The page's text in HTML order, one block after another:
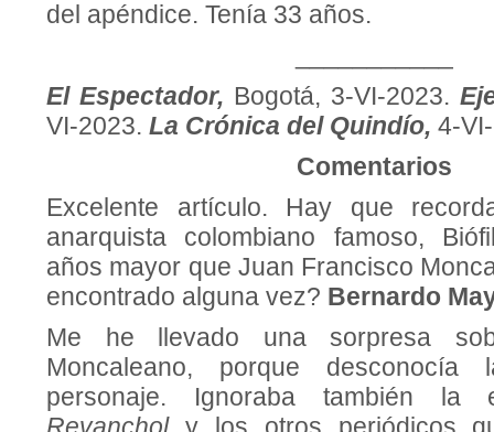
del apéndice. Tenía 33 años.
El Espectador, Bogotá, 3-VI-2023.
VI-2023. La Crónica del Quindío, 4-
Comentarios
Excelente artículo. Hay que
anarquista colombiano famoso,
años mayor que Juan Francisco
encontrado alguna vez? Bernardo
Me he llevado una sorpresa
Moncaleano, porque
personaje. Ignoraba también